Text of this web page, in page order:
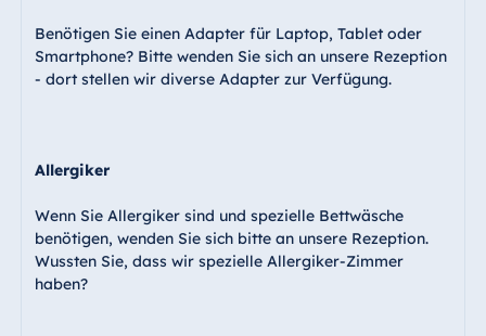
Mauritius
Resort & Spa
Mauritius
Benötigen Sie einen Adapter für Laptop, Tablet oder
Smartphone? Bitte wenden Sie sich an unsere Rezeption
- dort stellen wir diverse Adapter zur Verfügung.
Allergiker
Wenn Sie Allergiker sind und spezielle Bettwäsche
benötigen, wenden Sie sich bitte an unsere Rezeption.
Wussten Sie, dass wir spezielle Allergiker-Zimmer
haben?